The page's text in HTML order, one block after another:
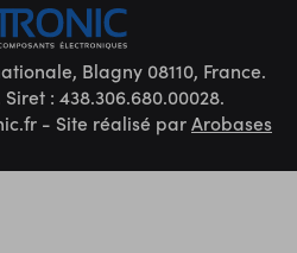
Blagny 08110, France.
Siret : 438.306.680.00028.
- Site réalisé parArobases